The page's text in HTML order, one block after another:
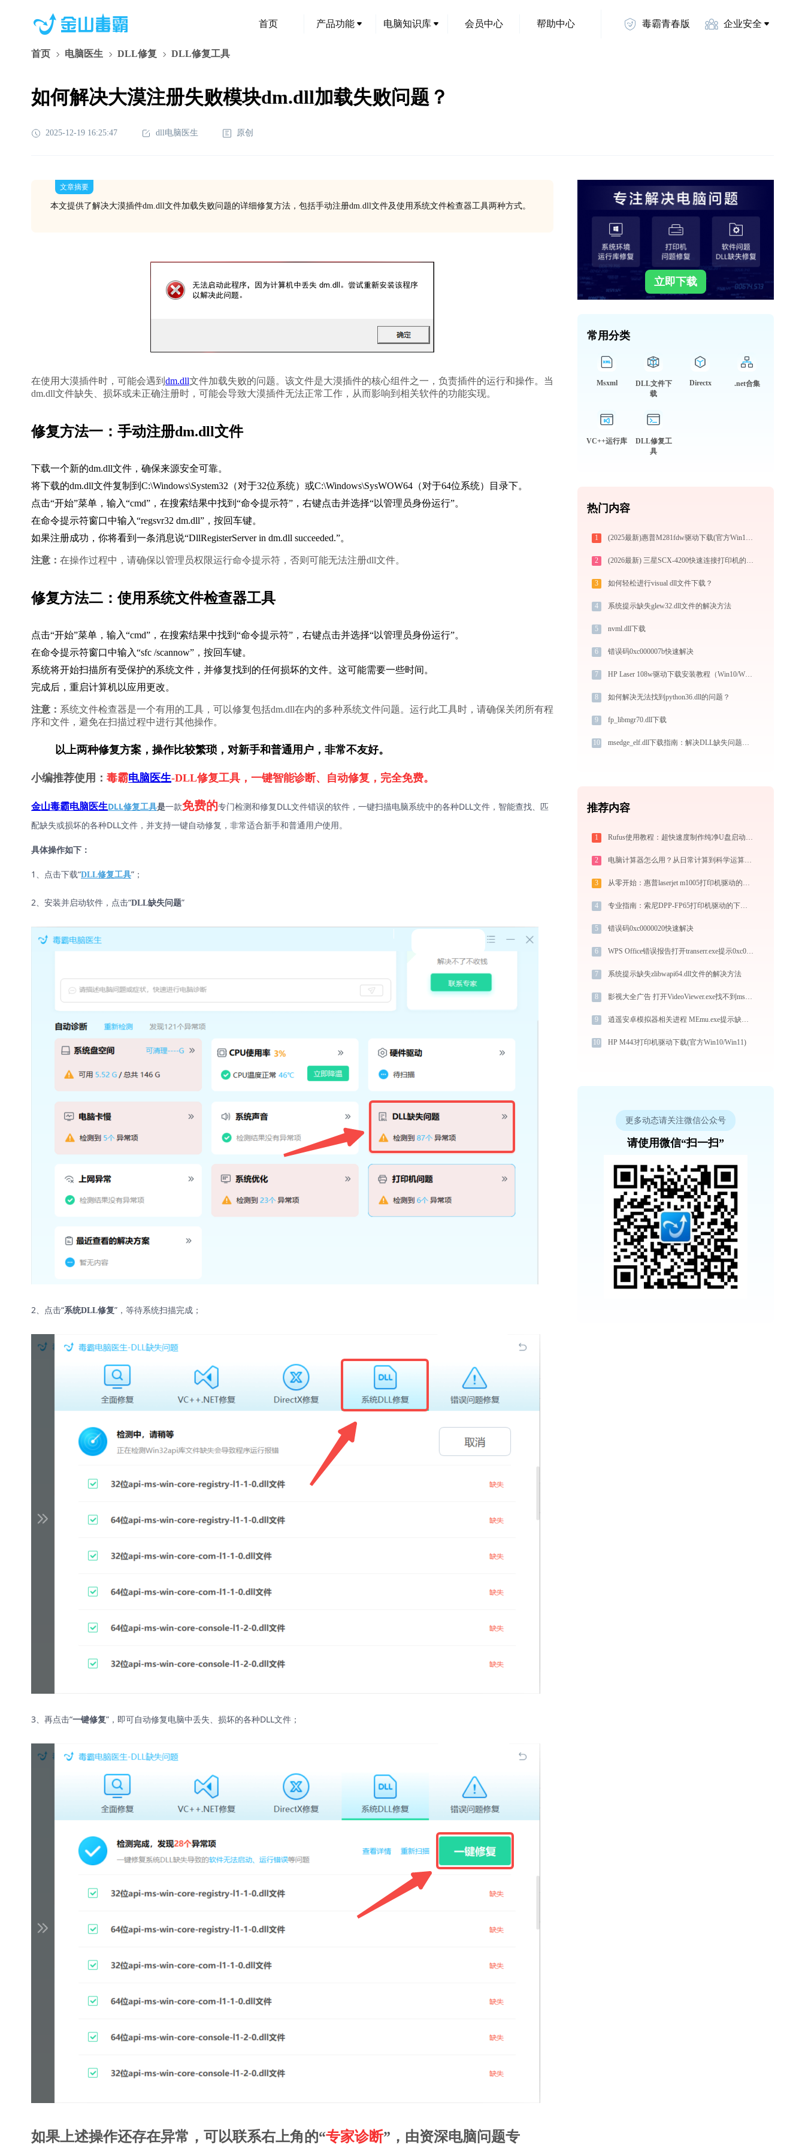
首页 产品功能 电脑知识库 会员中心 帮助中心 毒霸青春版 企业安全
首页 电脑医生 DLL修复 DLL修复工具
如何解决大漠注册失败模块dm.dll加载失败问题？
2025-12-19 16:25:47 dll电脑医生 原创
文章摘要
本文提供了解决大漠插件dm.dll文件加载失败问题的详细修复方法，包括手动注册dm.dll文件及使用系统文件检查器工具两种方式。
在使用大漠插件时，可能会遇到 dm.dll文件加载失败的问题。该文件是大漠插件的核心组件之一，负责插件的运行和操作。当
dm.dll文件缺失、损坏或未正确注册时，可能会导致大漠插件无法正常工作，从而影响到相关软件的功能实现。
修复方法一：手动注册dm.dll文件
下载一个新的dm.dll文件，确保来源安全可靠。
将下载的dm.dll文件复制到C:\Windows\System32（对于32位系统）或C:\Windows\SysWOW64（对于64位系统）目录下。
点击“开始”菜单，输入“cmd”，在搜索结果中找到“命令提示符”，右键点击并选择“以管理员身份运行”。
在命令提示符窗口中输入“regsvr32 dm.dll”，按回车键。
如果注册成功，你将看到一条消息说“DllRegisterServer in dm.dll succeeded.”。
注意： 在操作过程中，请确保以管理员权限运行命令提示符，否则可能无法注册dll文件。
修复方法二：使用系统文件检查器工具
点击“开始”菜单，输入“cmd”，在搜索结果中找到“命令提示符”，右键点击并选择“以管理员身份运行”。
在命令提示符窗口中输入“sfc /scannow”，按回车键。
系统将开始扫描所有受保护的系统文件，并修复找到的任何损坏的文件。这可能需要一些时间。
完成后，重启计算机以应用更改。
注意： 系统文件检查器是一个有用的工具，可以修复包括dm.dll在内的多种系统文件问题。运行此工具时，请确保关闭所有程
序和文件，避免在扫描过程中进行其他操作。
以上两种修复方案，操作比较繁琐，对新手和普通用户，非常不友好。
小编推荐使用： 毒霸电脑医生-DLL修复工具，一键智能诊断、自动修复，完全免费。
金山毒霸电脑医生DLL修复工具是一款免费的专门检测和修复DLL文件错误的软件，一键扫描电脑系统中的各种DLL文件，智能查找、匹
配缺失或损坏的各种DLL文件，并支持一键自动修复，非常适合新手和普通用户使用。
具体操作如下：
1、点击下载“DLL修复工具”；
2、安装并启动软件，点击“DLL缺失问题”
2、点击“系统DLL修复”，等待系统扫描完成；
3、再点击“一键修复”，即可自动修复电脑中丢失、损坏的各种DLL文件；
如果上述操作还存在异常，可以联系右上角的“专家诊断”，由资深电脑问题专
立即下载
常用分类
Msxml
DLL文件下
载
Directx .net合集
VC++运行库
DLL修复工
具
热门内容
1 (2025最新)惠普M281fdw驱动下载(官方Win10/Win11支持)
2 (2026最新) 三星SCX-4200快速连接打印机的方法
3 如何轻松进行visual dll文件下载？
4 系统提示缺失glew32.dll文件的解决方法
5 nvml.dll下载
6 错误码0xc000007b快速解决
7 HP Laser 108w驱动下载安装教程（Win10/Win11）
8 如何解决无法找到python36.dll的问题？
9 fp_libmgr70.dll下载
10 msedge_elf.dll下载指南：解决DLL缺失问题的完整方案
推荐内容
1 Rufus使用教程：超快速度制作纯净U盘启动盘，装机必备免费工具
2 电脑计算器怎么用？从日常计算到科学运算的完全指南（附隐藏功能）
3 从零开始：惠普laserjet m1005打印机驱动的下载及安装流程
4 专业指南：索尼DPP-FP65打印机驱动的下载与安装步骤详解
5 错误码0xc0000020快速解决
6 WPS Office错误报告打开transerr.exe提示0xc000000d错误码怎么办
7 系统提示缺失zlibwapi64.dll文件的解决方法
8 影视大全广告 打开VideoViewer.exe找不到msvcr100.dll怎么办
9 逍遥安卓模拟器相关进程 MEmu.exe提示缺少msvcr100.dll文件的解决办法
10 HP M443打印机驱动下载(官方Win10/Win11)
更多动态请关注微信公众号
请使用微信“扫一扫”